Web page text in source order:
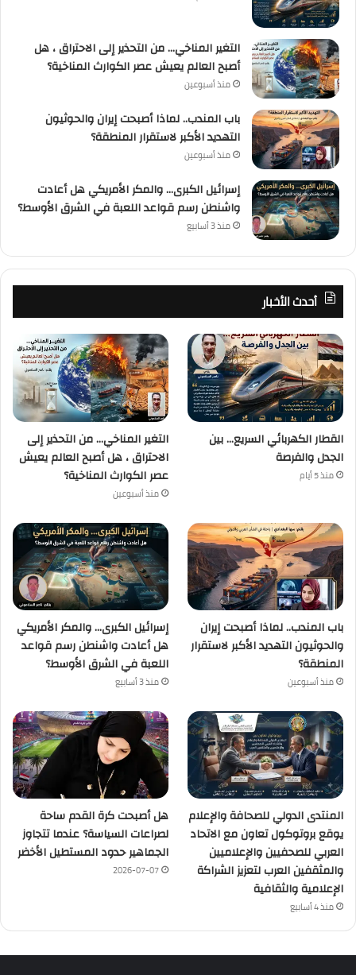
التغير المناخي… من التحذير إلى الاحتراق ، هل
أصبح العالم يعيش عصر الكوارث المناخية؟
منذ أسبوعين
باب المندب.. لماذا أصبحت إيران والحوثيون
التهديد الأكبر لاستقرار المنطقة؟
منذ أسبوعين
إسرائيل الكبرى… والمكر الأمريكي هل أعادت
واشنطن رسم قواعد اللعبة في الشرق الأوسط؟
منذ 3 أسابيع
أحدث الأخبار
القطار الكهربائي السريع… بين
الجدل والفرصة
منذ 5 أيام
التغير المناخي… من التحذير إلى
الاحتراق ، هل أصبح العالم يعيش
عصر الكوارث المناخية؟
منذ أسبوعين
باب المندب.. لماذا أصبحت إيران
والحوثيون التهديد الأكبر لاستقرار
المنطقة؟
منذ أسبوعين
إسرائيل الكبرى… والمكر الأمريكي
هل أعادت واشنطن رسم قواعد
اللعبة في الشرق الأوسط؟
منذ 3 أسابيع
المنتدى الدولي للصحافة والإعلام
يوقع بروتوكول تعاون مع الاتحاد
العربي للصحفيين والإعلاميين
والمثقفين العرب لتعزيز الشراكة
الإعلامية والثقافية
منذ 4 أسابيع
هل أصبحت كرة القدم ساحة
لصراعات السياسة؟ عندما تتجاوز
الجماهير حدود المستطيل الأخضر
2026-07-07